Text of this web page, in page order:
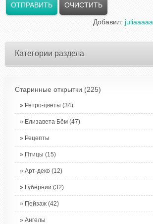
Добавил:juliaaaaa
Категории раздела
Старинные открытки (225)
Ретро-цветы (34)
Елизавета Бём (47)
Рецепты
Птицы (15)
Арт-деко (12)
Губернии (32)
Пейзаж (42)
Ангелы